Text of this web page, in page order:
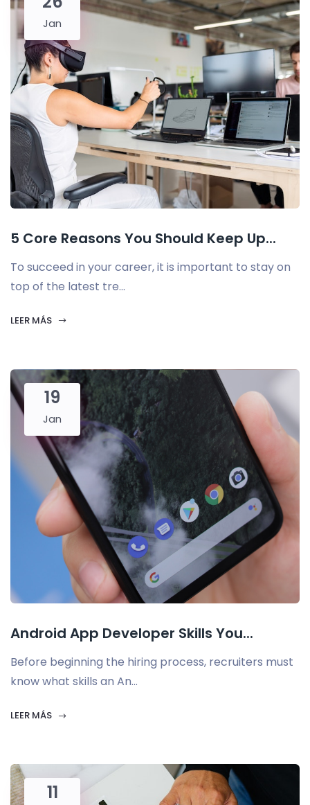
Jan
5 Core Reasons You Should Keep Up...
To succeed in your career, it is important to stay on
top of the latest tre...
LEER MÁS
19
Jan
Android App Developer Skills You...
Before beginning the hiring process, recruiters must
know what skills an An...
LEER MÁS
11